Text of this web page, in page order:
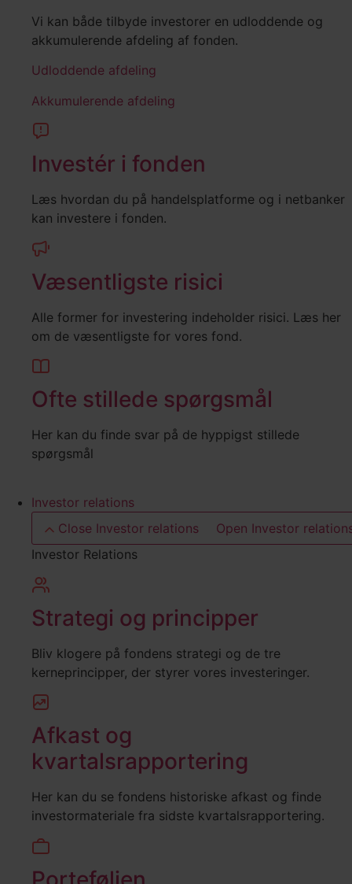
Vi kan både tilbyde investorer en udloddende og
akkumulerende afdeling af fonden.
Udloddende afdeling
Akkumulerende afdeling
Investér i fonden
Læs hvordan du på handelsplatforme og i netbanker
kan investere i fonden.
Væsentligste risici
Alle former for investering indeholder risici. Læs her
om de væsentligste for vores fond.
Ofte stillede spørgsmål
Her kan du finde svar på de hyppigst stillede
spørgsmål
Investor relations
Close Investor relations
Open Investor
Investor Relations
Strategi og principper
Bliv klogere på fondens strategi og de tre
kerneprincipper, der styrer vores investeringer.
Afkast og
kvartalsrapportering
Her kan du se fondens historiske afkast og finde
investormateriale fra sidste kvartalsrapportering.